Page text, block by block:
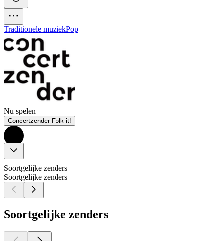
Traditionele muziekPop
Nu spelen
Concertzender Folk it!
Soortgelijke zenders
Soortgelijke zenders
Soortgelijke zenders